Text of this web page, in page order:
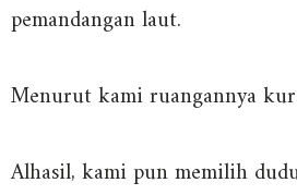
pemandangan laut.
Menurut kami ruangannya
Alhasil, kami pun memilih